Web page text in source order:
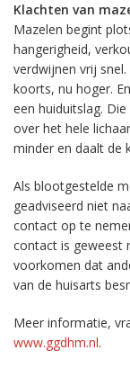
Klachten van
Mazelen begint
hangerigheid,
verdwijnen vrij
koorts, nu hoger.
een huiduitslag.
over het hele
minder en daalt de
Als blootgestelde
geadviseerd niet
contact op te
contact is geweest
voorkomen dat
van de huisarts
Meer informatie,
www.ggdhm.nl.